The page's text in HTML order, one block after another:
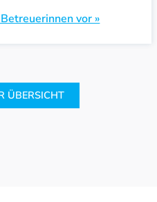
vor »
ÜBERSICHT